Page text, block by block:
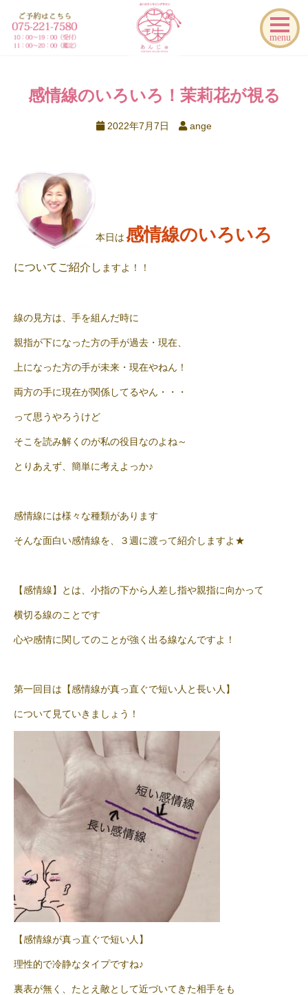
menu
感情線のいろいろ！茉莉花が視る
2022年7月7日 ange
本日は感情線のいろいろ
についてご紹介し ますよ！！
線の見方は、手を組んだ時に
親指が下になった方の手が過去・現在、
上になった方の手が未来・現在やねん！
両方の手に現在が関係してるやん・・・
って思うやろうけど
そこを読み解くのが私の役目なのよね～
とりあえず、簡単に考えよっか♪
感情線には様々な種類があります
そんな面白い感情線を、３週に渡って紹介しますよ★
【感情線】とは、小指の下から人差し指や親指に向かって
横切る線のことです
心や感情に関してのことが強く出る線なんですよ！
第一回目は【感情線が真っ直ぐで短い人と長い人】
について見ていきましょう！
【感情線が真っ直ぐで短い人】
理性的で冷静なタイプですね♪
裏表が無く、たとえ敵として近づいてきた相手をも